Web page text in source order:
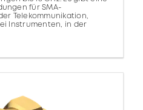
für SMA-
Telekommunikation,
Instrumenten, in der